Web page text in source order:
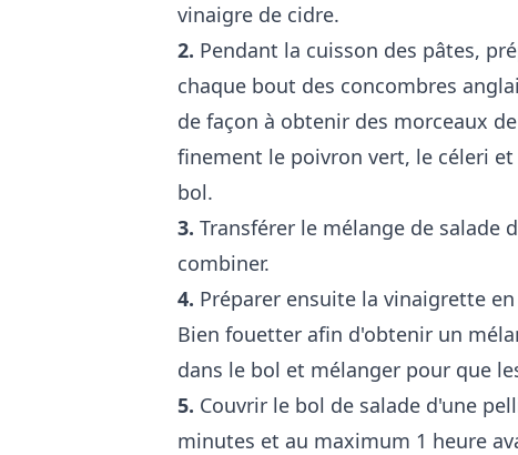
vinaigre de cidre.
2. Pendant la cuisson des pâtes,
chaque bout des concombres
de façon à obtenir des morceaux
finement le poivron vert, le céleri
bol.
3. Transférer le mélange de salade
combiner.
4. Préparer ensuite la vinaigrette
Bien fouetter afin d'obtenir un
dans le bol et mélanger pour que
5. Couvrir le bol de salade d'une
minutes et au maximum 1 heure